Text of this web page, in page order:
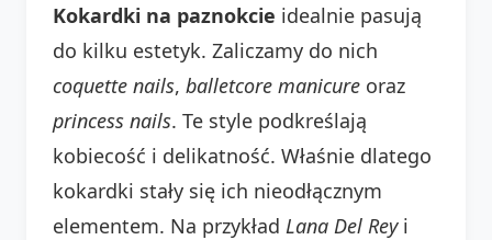
Kokardki na paznokcie idealnie pasują
do kilku estetyk. Zaliczamy do nich
coquette nails, balletcore manicure oraz
princess nails. Te style podkreślają
kobiecość i delikatność. Właśnie dlatego
kokardki stały się ich nieodłącznym
elementem. Na przykład Lana Del Reyi